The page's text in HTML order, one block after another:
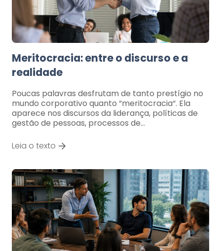
Meritocracia: entre o discurso e a
realidade
Poucas palavras desfrutam de tanto prestígio no
mundo corporativo quanto “meritocracia“. Ela
aparece nos discursos da liderança, políticas de
gestão de pessoas, processos de…
Leia o texto